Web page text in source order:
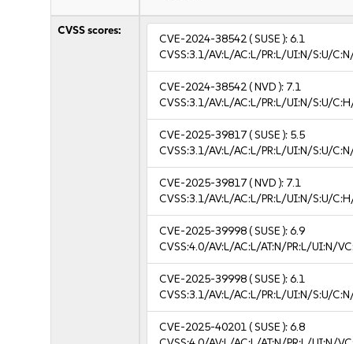
CVSS scores:
CVE-2024-38542( SUSE ):6.1
CVSS:3.1/AV:L/AC:L/PR:L/UI:N/S:U/
CVE-2024-38542( NVD ): 7.1
CVSS:3.1/AV:L/AC:L/PR:L/UI:N/S:U/
CVE-2025-39817( SUSE ): 5.5
CVSS:3.1/AV:L/AC:L/PR:L/UI:N/S:U/
CVE-2025-39817( NVD ): 7.1
CVSS:3.1/AV:L/AC:L/PR:L/UI:N/S:U/
CVE-2025-39998( SUSE ):6.9
CVSS:4.0/AV:L/AC:L/AT:N/PR:L/UI:N/
CVE-2025-39998( SUSE ):6.1
CVSS:3.1/AV:L/AC:L/PR:L/UI:N/S:U/
CVE-2025-40201( SUSE ):6.8